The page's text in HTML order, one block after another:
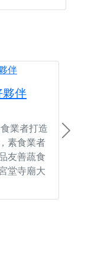
伴
業者打造
素食業者
友善蔬食
堂寺廟大
Next